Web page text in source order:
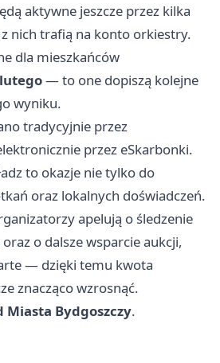
aktywne jeszcze przez kilka
nich trafią na konto orkiestry.
dla mieszkańców
— to one dopiszą kolejne
wyniku.
tradycyjnie przez
przez eSkarbonki.
to okazje nie tylko do
oraz lokalnych doświadczeń.
apelują o śledzenie
o dalsze wsparcie aukcji,
— dzięki temu kwota
znacząco wzrosnąć.
Miasta Bydgoszczy.